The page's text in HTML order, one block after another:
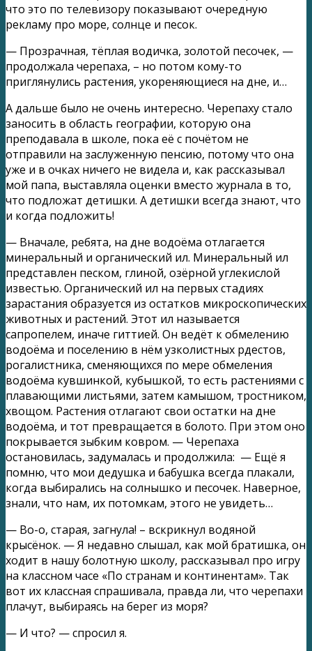
что это по телевизору показывают очередную
рекламу про море, солнце и песок.
— Прозрачная, тёплая водичка, золотой песочек, —
продолжала черепаха, – но потом кому-то
приглянулись растения, укореняющиеся на дне, и…
А дальше было не очень интересно. Черепаху стало
заносить в область географии, которую она
преподавала в школе, пока её с почётом не
отправили на заслуженную пенсию, потому что она
уже и в очках ничего не видела и, как рассказывал
мой папа, выставляла оценки вместо журнала в то,
что подложат детишки. А детишки всегда знают, что
и когда подложить!
— Вначале, ребята, на дне водоёма отлагается
минеральный и органический ил. Минеральный ил
представлен песком, глиной, озёрной углекислой
известью. Органический ил на первых стадиях
зарастания образуется из остатков микроскопических
животных и растений. Этот ил называется
сапропелем, иначе гиттией. Он ведёт к обмелению
водоёма и поселению в нём узколистных рдестов,
рогалистника, сменяющихся по мере обмеления
водоёма кувшинкой, кубышкой, то есть растениями с
плавающими листьями, затем камышом, тростником,
хвощом. Растения отлагают свои остатки на дне
водоёма, и тот превращается в болото. При этом оно
покрывается зыбким ковром. — Черепаха
остановилась, задумалась и продолжила: — Ещё я
помню, что мои дедушка и бабушка всегда плакали,
когда выбирались на солнышко и песочек. Наверное,
знали, что нам, их потомкам, этого не увидеть…
— Во-о, старая, загнула! – вскрикнул водяной
крысёнок. — Я недавно слышал, как мой братишка, он
ходит в нашу болотную школу, рассказывал про игру
на классном часе «По странам и континентам». Так
вот их классная спрашивала, правда ли, что черепахи
плачут, выбираясь на берег из моря?
— И что? — спросил я.